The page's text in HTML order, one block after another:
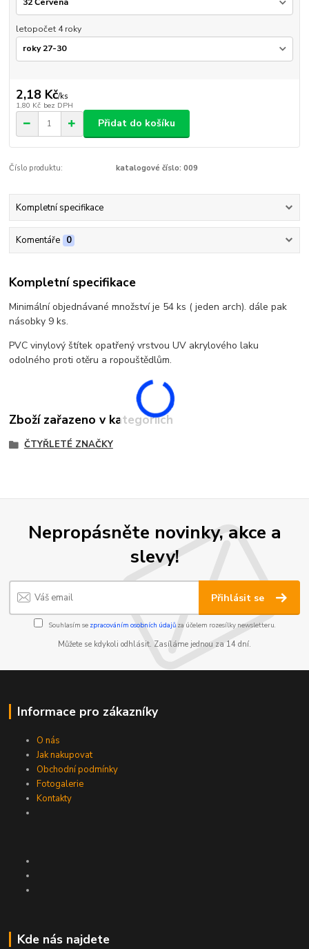
letopočet 4 roky
2,18 Kč/ks
1,80 Kč bez DPH
Přidat do košíku
Číslo produktu: katalogové číslo: 009
Kompletní specifikace
Komentáře 0
Kompletní specifikace
Minimální objednávané množství je 54 ks ( jeden arch). dále pak
násobky 9 ks.
PVC vinylový štítek opatřený vrstvou UV akrylového laku
odolného proti otěru a ropouštědlům.
Zboží zařazeno v kategoriích
ČTYŘLETÉ ZNAČKY
Nepropásněte novinky, akce a
slevy!
Přihlásit se
Souhlasím se zpracováním osobních údajůza účelem rozesílky newsletteru.
Můžete se kdykoli odhlásit. Zasíláme jednou za 14 dní.
Informace pro zákazníky
O nás
Jak nakupovat
Obchodní podmínky
Fotogalerie
Kontakty
Kde nás najdete